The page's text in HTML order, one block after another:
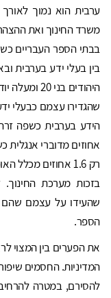
ערבית הוא נמוך
משרד החינוך ואת
בבתי הספר העבריים
אחוזים מדוברי
רק 1.6 אחוזים
שהעידו על עצמם שהם
הספר.
את הפערים בין המצוי
המדיניות. החסמים
להסירם, במטרה